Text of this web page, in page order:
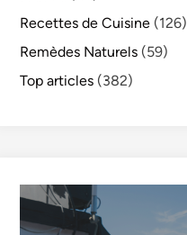
Recettes de Cuisine (126)
Remèdes Naturels (59)
Top articles (382)